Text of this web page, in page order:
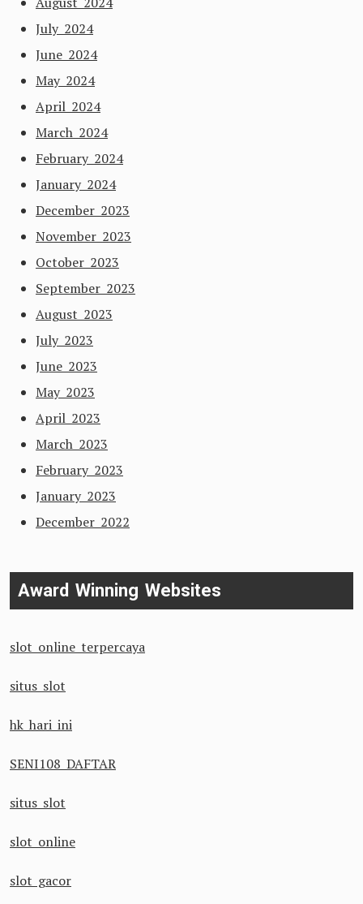
July 2024
June 2024
May 2024
April 2024
March 2024
February 2024
January 2024
December 2023
November 2023
October 2023
September 2023
August 2023
July 2023
June 2023
May 2023
April 2023
March 2023
February 2023
January 2023
December 2022
Award Winning Websites
slot online terpercaya
situs slot
hk hari ini
SENI108 DAFTAR
situs slot
slot online
slot gacor